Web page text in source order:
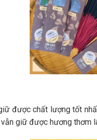
được chất lượng tốt
giữ được hương thơm